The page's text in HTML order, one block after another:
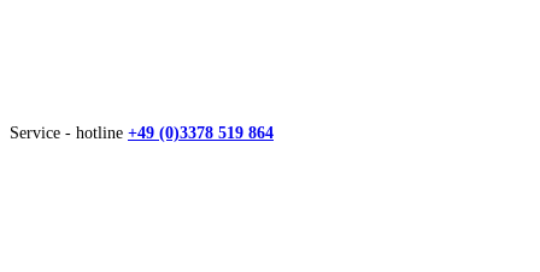
Service - hotline +49 (0)3378 519 864